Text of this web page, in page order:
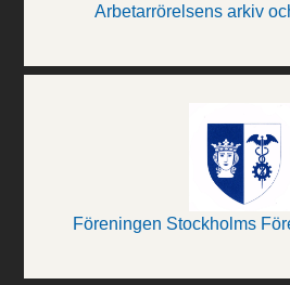
Arbetarrörelsens arkiv
Föreningen Stockholms